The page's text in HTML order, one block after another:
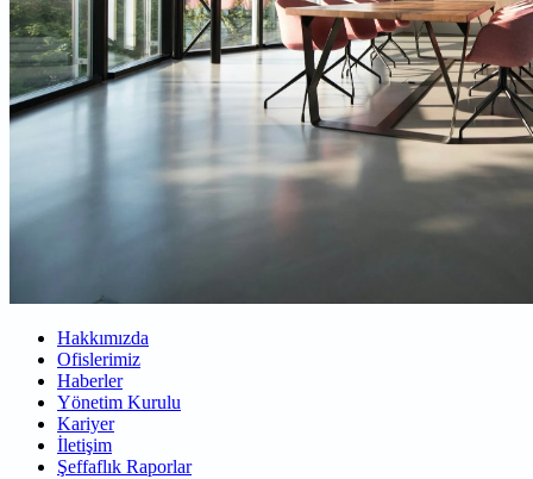
Hakkımızda
Ofislerimiz
Haberler
Yönetim Kurulu
Kariyer
İletişim
Şeffaflık Raporlar